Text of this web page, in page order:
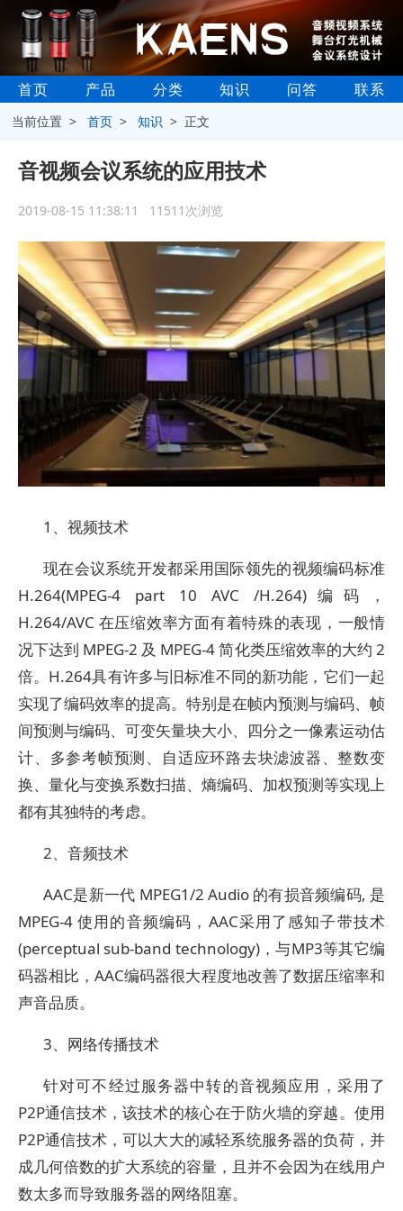
首页 产品 分类 知识 问答 联系
当前位置 >首页 >知识 > 正文
音视频会议系统的应用技术
2019-08-15 11:38:11 11511次浏览
1、视频技术
现在会议系统开发都采用国际领先的视频编码标准
H.264(MPEG-4 part 10 AVC /H.264)编码，
H.264/AVC 在压缩效率方面有着特殊的表现，一般情
况下达到 MPEG-2 及 MPEG-4 简化类压缩效率的大约 2
倍。H.264具有许多与旧标准不同的新功能，它们一起
实现了编码效率的提高。特别是在帧内预测与编码、帧
间预测与编码、可变矢量块大小、四分之一像素运动估
计、多参考帧预测、自适应环路去块滤波器、整数变
换、量化与变换系数扫描、熵编码、加权预测等实现上
都有其独特的考虑。
2、音频技术
AAC是新一代 MPEG1/2 Audio 的有损音频编码, 是
MPEG-4 使用的音频编码，AAC采用了感知子带技术
(perceptual sub-band technology)，与MP3等其它编
码器相比，AAC编码器很大程度地改善了数据压缩率和
声音品质。
3、网络传播技术
针对可不经过服务器中转的音视频应用，采用了
P2P通信技术，该技术的核心在于防火墙的穿越。使用
P2P通信技术，可以大大的减轻系统服务器的负荷，并
成几何倍数的扩大系统的容量，且并不会因为在线用户
数太多而导致服务器的网络阻塞。